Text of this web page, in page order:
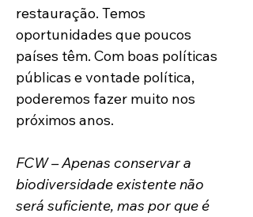
restauração. Temos
oportunidades que poucos
países têm. Com boas políticas
públicas e vontade política,
poderemos fazer muito nos
próximos anos.
FCW – Apenas conservar a
biodiversidade existente não
será suficiente, mas por que é